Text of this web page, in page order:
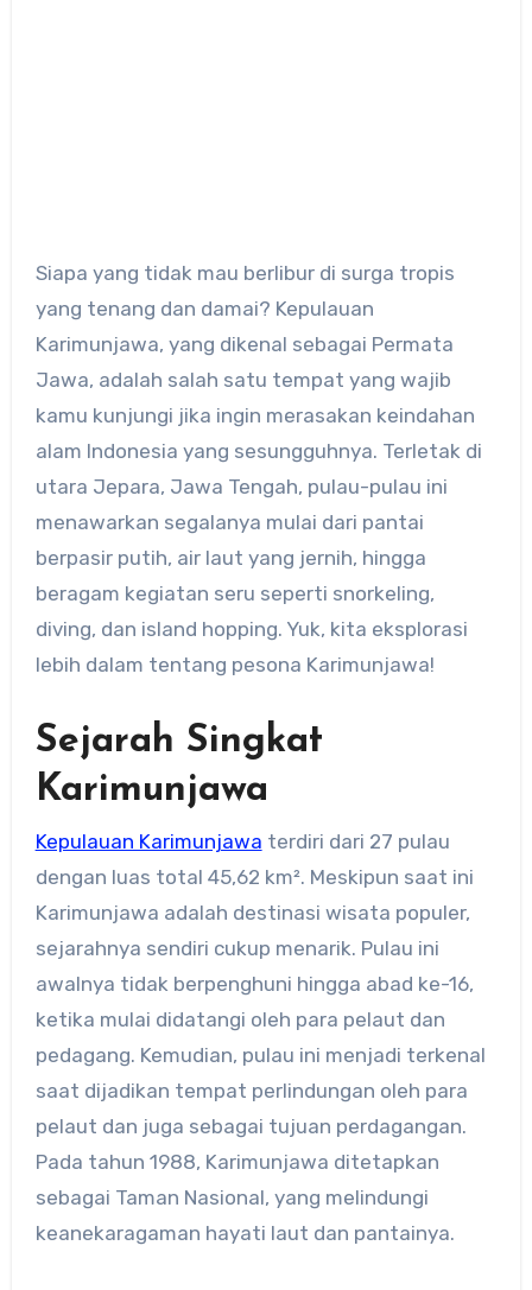
Siapa yang tidak mau berlibur di surga tropis
yang tenang dan damai? Kepulauan
Karimunjawa, yang dikenal sebagai Permata
Jawa, adalah salah satu tempat yang wajib
kamu kunjungi jika ingin merasakan keindahan
alam Indonesia yang sesungguhnya. Terletak di
utara Jepara, Jawa Tengah, pulau-pulau ini
menawarkan segalanya mulai dari pantai
berpasir putih, air laut yang jernih, hingga
beragam kegiatan seru seperti snorkeling,
diving, dan island hopping. Yuk, kita eksplorasi
lebih dalam tentang pesona Karimunjawa!
Sejarah Singkat
Karimunjawa
Kepulauan Karimunjawa terdiri dari 27 pulau
dengan luas total 45,62 km². Meskipun saat ini
Karimunjawa adalah destinasi wisata populer,
sejarahnya sendiri cukup menarik. Pulau ini
awalnya tidak berpenghuni hingga abad ke-16,
ketika mulai didatangi oleh para pelaut dan
pedagang. Kemudian, pulau ini menjadi terkenal
saat dijadikan tempat perlindungan oleh para
pelaut dan juga sebagai tujuan perdagangan.
Pada tahun 1988, Karimunjawa ditetapkan
sebagai Taman Nasional, yang melindungi
keanekaragaman hayati laut dan pantainya.